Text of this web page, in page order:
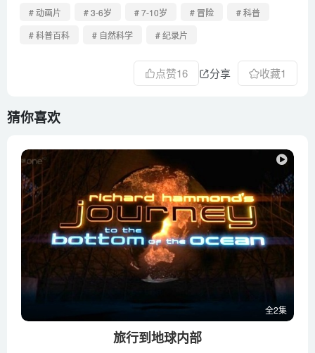
# 动画片
# 3-6岁 # 7-10岁 # 冒险
# 科普
# 科普百科
# 自然科学 # 纪录片
点赞16 分享 收藏1
猜你喜欢
全2集
旅行到地球内部